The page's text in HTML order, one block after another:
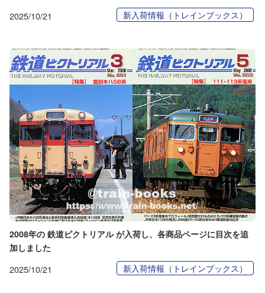
2025/10/21 新入荷情報（トレインブックス）
2008年の 鉄道ピクトリアル が入荷し、各商品ページに目次を追
加しました
2025/10/21 新入荷情報（トレインブックス）